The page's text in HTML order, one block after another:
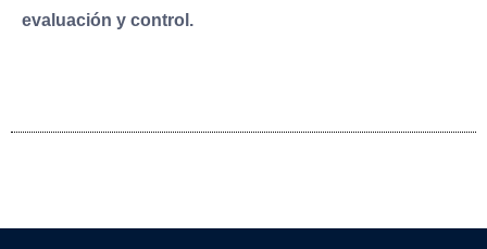
evaluación y control.